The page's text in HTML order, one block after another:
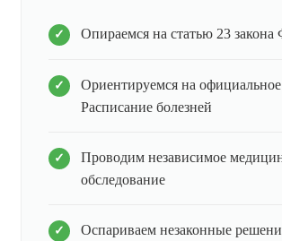
Опираемся на статью 23 закона
Ориентируемся на официальное
Расписание болезней
Проводим независимое
обследование
Оспариваем незаконные